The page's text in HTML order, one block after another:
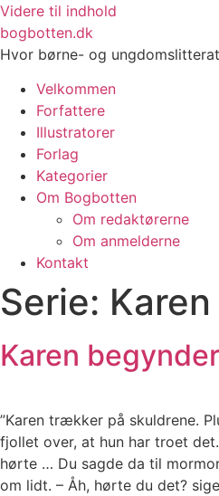
Videre til indhold
bogbotten.dk
Hvor børne- og
Velkommen
Forfattere
Illustratorer
Forlag
Kategorier
Om Bogbotten
Om redaktørerne
Om anmelderne
Kontakt
Serie: Karen
Karen
”Karen trækker på skuldrene.
fjollet over, at hun har troet
hørte … Du sagde da til
om lidt. – Åh, hørte du det?